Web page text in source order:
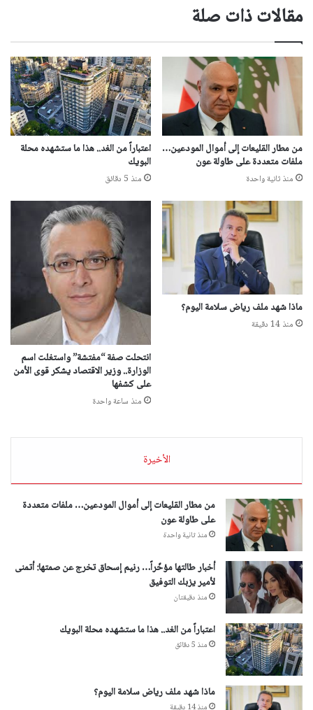
مقالات ذات صلة
من مطار القليعات إلى أموال المودعين…
ملفات متعددة على طاولة عون
منذ ثانية واحدة
اعتباراً من الغد.. هذا ما ستشهده محلة
البويك
منذ 5 دقائق
ماذا شهد ملف رياض سلامة اليوم؟
منذ 14 دقيقة
انتحلت صفة “مفتشة” واستغلت اسم
الوزارة.. وزير الاقتصاد يشكر قوى الأمن
على كشفها
منذ ساعة واحدة
الأخيرة
من مطار القليعات إلى أموال المودعين… ملفات متعددة
على طاولة عون
منذ ثانية واحدة
أخبار طالتها مؤخّراً… رنيم إسحاق تخرج عن صمتها: أتمنى
لأمير يزبك التوفيق
منذ دقيقتان
اعتباراً من الغد.. هذا ما ستشهده محلة البويك
منذ 5 دقائق
ماذا شهد ملف رياض سلامة اليوم؟